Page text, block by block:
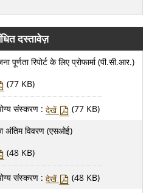
दस्तावेज़
पूर्णता रिपोर्ट के लिए प्रोफार्मा (पी.सी.आर.)
(77 KB)
संस्करण : देखें
(77 KB)
अंतिम विवरण (एसओई)
(48 KB)
संस्करण : देखें
(48 KB)